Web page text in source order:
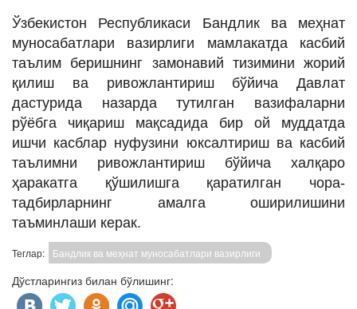
Ўзбекистон Республикаси Бандлик ва меҳнат
муносабатлари вазирлиги мамлакатда касбий
таълим беришнинг замонавий тизимини жорий
қилиш ва ривожлантириш бўйича Давлат
дастурида назарда тутилган вазифаларни
рўёбга чиқариш мақсадида бир ой муддатда
ишчи касблар нуфузини юксалтириш ва касбий
таълимни ривожлантириш бўйича халқаро
ҳаракатга қўшилишга қаратилган чора-
тадбирларнинг амалга оширилишини
таъминлаши керак.
Теглар: Бандлик ва меҳнат муносабатлари вазирлиги
Дўстларингиз билан бўлишинг: